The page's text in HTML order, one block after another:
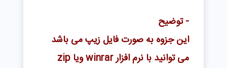
- توضیح
این جزوه به صورت فایل زیپ می باشد